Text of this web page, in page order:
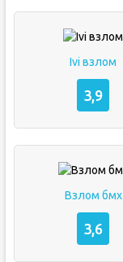
Ivi взлом
3,9
Взлом бмх
3,6